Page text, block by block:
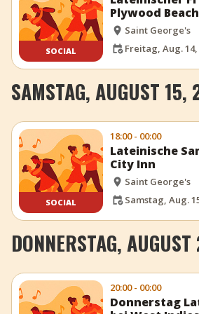
SOCIAL
Plywood
Saint George's
Freitag, Aug. 14,
SAMSTAG, AUGUST 15,
SOCIAL
18:00 - 00:00
Lateinische
City Inn
Saint George's
Samstag, Aug.
DONNERSTAG,
20:00 - 00:00
Donnerstag